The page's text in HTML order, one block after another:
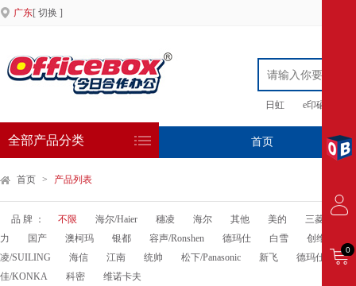
广东[ 切换 ]
日虹 e印硒鼓
全部产品分类 首页 专
首页 > 产品列表
品 牌 ： 不限 海尔/Haier 穗凌 海尔 其他 美的
三菱重工海
力
国产 澳柯玛 银都 容声/Ronshen 德玛仕 白雪 创维
凌/SUILING
海信 江南 统帅 松下/Panasonic 新飞 德玛仕
佳/KONKA
科密 维诺卡夫
0